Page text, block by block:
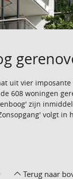
uit vier
608 woningen
zijn
volgt in
Terug naar